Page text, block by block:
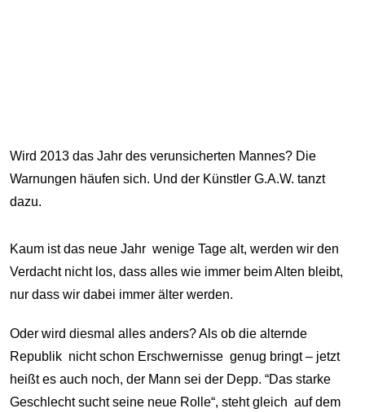
Wird 2013 das Jahr des verunsicherten Mannes? Die
Warnungen häufen sich. Und der Künstler G.A.W. tanzt
dazu.
Kaum ist das neue Jahr wenige Tage alt, werden wir den
Verdacht nicht los, dass alles wie immer beim Alten bleibt,
nur dass wir dabei immer älter werden.
Oder wird diesmal alles anders? Als ob die alternde
Republik nicht schon Erschwernisse genug bringt – jetzt
heißt es auch noch, der Mann sei der Depp. “Das starke
Geschlecht sucht seine neue Rolle“, steht gleich auf dem